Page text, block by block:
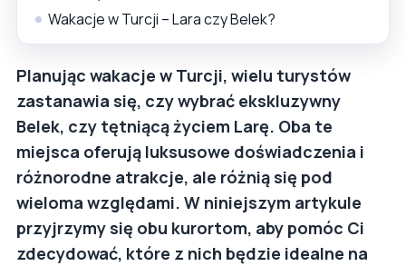
Wakacje w Turcji – Lara czy Belek?
Planując wakacje w Turcji, wielu turystów
zastanawia się, czy wybrać ekskluzywny
Belek, czy tętniącą życiem Larę. Oba te
miejsca oferują luksusowe doświadczenia i
różnorodne atrakcje, ale różnią się pod
wieloma względami. W niniejszym artykule
przyjrzymy się obu kurortom, aby pomóc Ci
zdecydować, które z nich będzie idealne na